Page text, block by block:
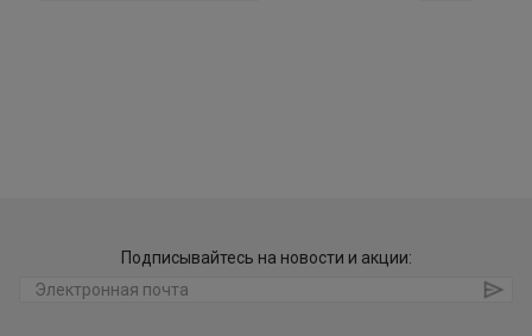
Подписывайтесь на новости и акции: